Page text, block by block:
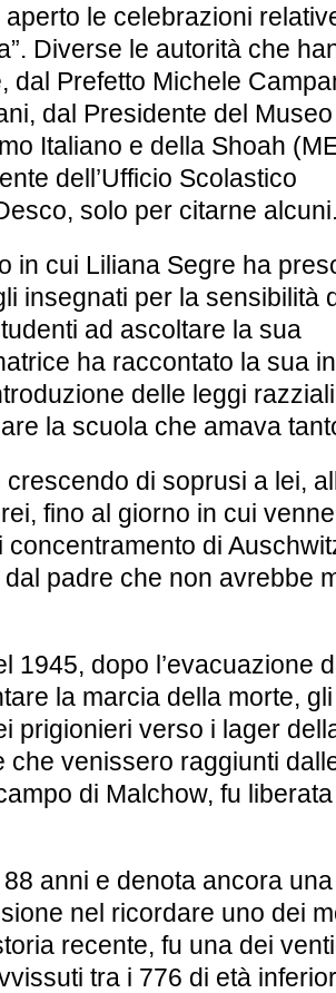
le celebrazioni
Diverse le autorità che
dal Prefetto Michele
dal Presidente del Museo
Italiano e della Shoah
dell’Ufficio Scolastico
solo per citarne alcuni.
in cui Liliana Segre ha
insegnati per la sensibilità
ad ascoltare la sua
ha raccontato la sua
delle leggi
la scuola che amava
di soprusi a lei,
fino al giorno in cui venne
di
padre che non avrebbe
1945, dopo l’evacuazione
la marcia della morte, gli
prigionieri verso i lager
che venissero raggiunti
di Malchow, fu liberata
anni e denota ancora una
nel ricordare uno dei
recente, fu una dei
tra i 776 di età